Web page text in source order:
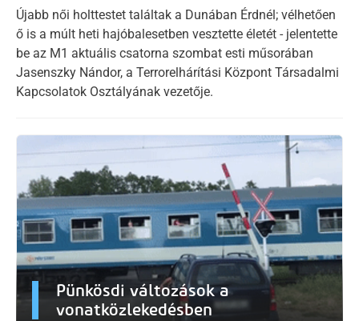
Újabb női holttestet találtak a Dunában Érdnél; vélhetően
ő is a múlt heti hajóbalesetben vesztette életét - jelentette
be az M1 aktuális csatorna szombat esti műsorában
Jasenszky Nándor, a Terrorelhárítási Központ Társadalmi
Kapcsolatok Osztályának vezetője.
Pünkösdi változások a
vonatközlekedésben